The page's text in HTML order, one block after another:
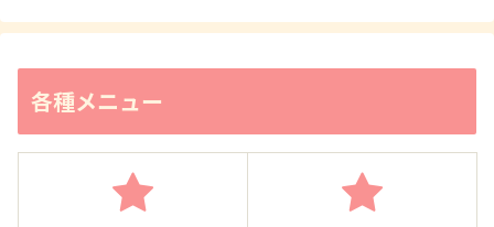
各種メニュー